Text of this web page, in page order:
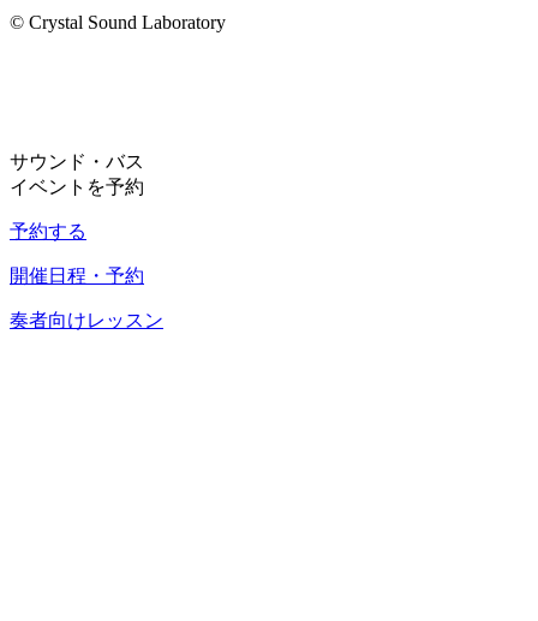
© Crystal Sound Laboratory
サウンド・バス
イベントを予約
予約する
開催日程・予約
奏者向けレッスン